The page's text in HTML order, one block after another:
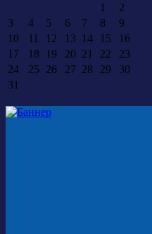
1
2
3
4 5 6 7 8
9
10
11 12 13 14 15
16
17
18 19 20 21 22
23
24
25 26 27 28 29
30
31